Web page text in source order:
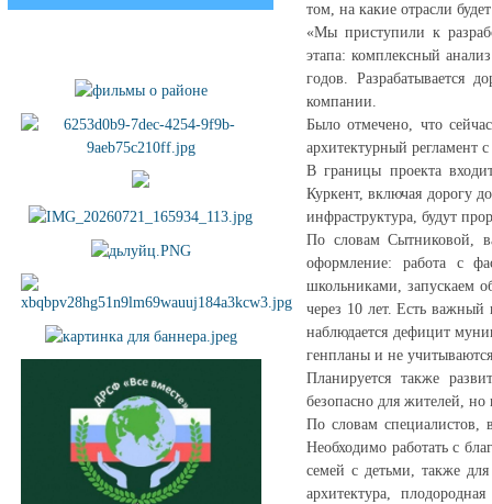
том, на какие отрасли
«Мы приступили к
этапа: комплексный
годов. Разрабатывается
компании.
Было отмечено, что
архитектурный регламент
В границы проекта
Куркент, включая дорогу
инфраструктура, будут
По словам Сытниковой,
оформление: работа с
школьниками, запускаем
через 10 лет. Есть важный
наблюдается дефицит
генпланы и не
Планируется также
безопасно для жителей, но
По словам специалистов,
Необходимо работать с
семей с детьми, также
архитектура,